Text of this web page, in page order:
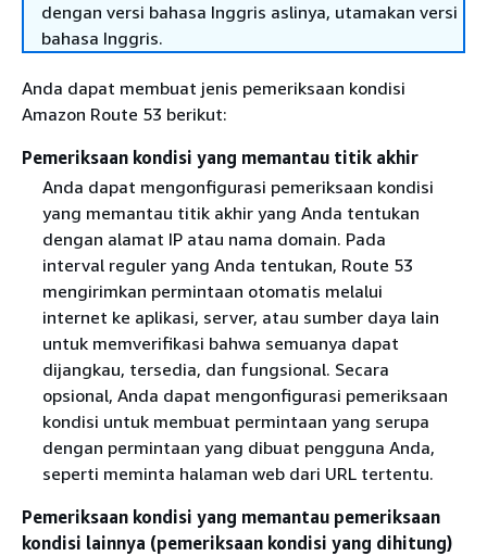
dengan versi bahasa Inggris aslinya, utamakan versi
bahasa Inggris.
Anda dapat membuat jenis pemeriksaan kondisi
Amazon Route 53 berikut:
Pemeriksaan kondisi yang memantau titik akhir
Anda dapat mengonfigurasi pemeriksaan kondisi
yang memantau titik akhir yang Anda tentukan
dengan alamat IP atau nama domain. Pada
interval reguler yang Anda tentukan, Route 53
mengirimkan permintaan otomatis melalui
internet ke aplikasi, server, atau sumber daya lain
untuk memverifikasi bahwa semuanya dapat
dijangkau, tersedia, dan fungsional. Secara
opsional, Anda dapat mengonfigurasi pemeriksaan
kondisi untuk membuat permintaan yang serupa
dengan permintaan yang dibuat pengguna Anda,
seperti meminta halaman web dari URL tertentu.
Pemeriksaan kondisi yang memantau pemeriksaan
kondisi lainnya (pemeriksaan kondisi yang dihitung)